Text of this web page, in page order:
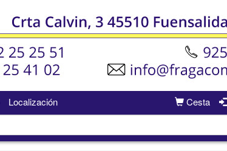
Cesta
Localización